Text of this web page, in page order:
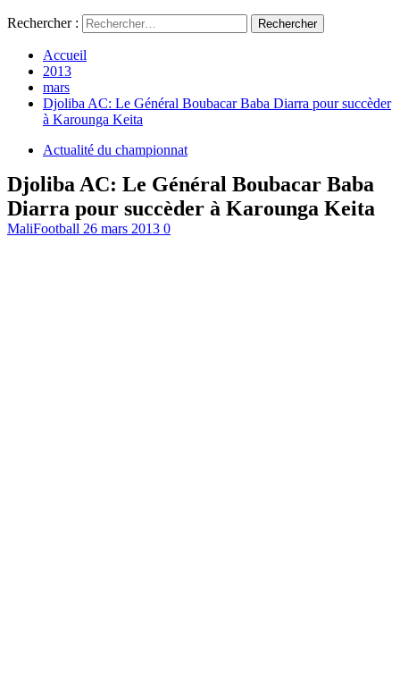
Rechercher :
Accueil
2013
mars
Djoliba AC: Le Général Boubacar Baba Diarra pour succèder
à Karounga Keita
Actualité du championnat
Djoliba AC: Le Général Boubacar Baba
Diarra pour succèder à Karounga Keita
MaliFootball 26 mars 2013 0